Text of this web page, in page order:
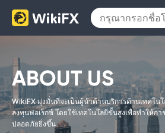
ABOUT US
WikiFX มุ่งมั่นที่จะเป็นผู้นําด้านบริการด้านเทคโน
ลงทุนฟอเร็กซ์ โดยใช้เทคโนโลยีขั้นสูงเพื่อทําให้ก
ปลอดภัยยิ่งขึ้น